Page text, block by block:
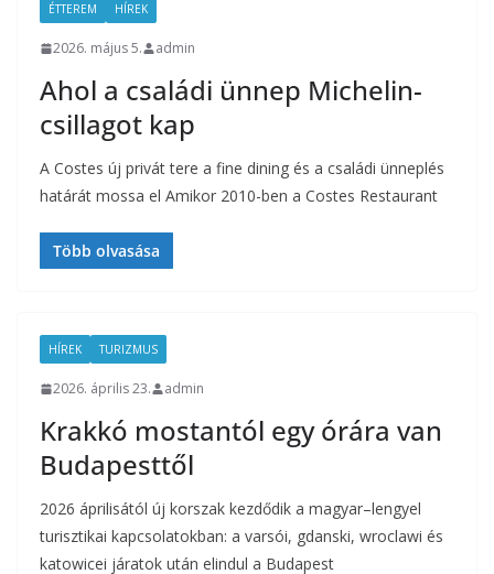
ÉTTEREM HÍREK
2026. május 5. admin
Ahol a családi ünnep Michelin-
csillagot kap
A Costes új privát tere a fine dining és a családi ünneplés
határát mossa el Amikor 2010-ben a Costes Restaurant
Több olvasása
HÍREK TURIZMUS
2026. április 23. admin
Krakkó mostantól egy órára van
Budapesttől
2026 áprilisától új korszak kezdődik a magyar–lengyel
turisztikai kapcsolatokban: a varsói, gdanski, wroclawi és
katowicei járatok után elindul a Budapest